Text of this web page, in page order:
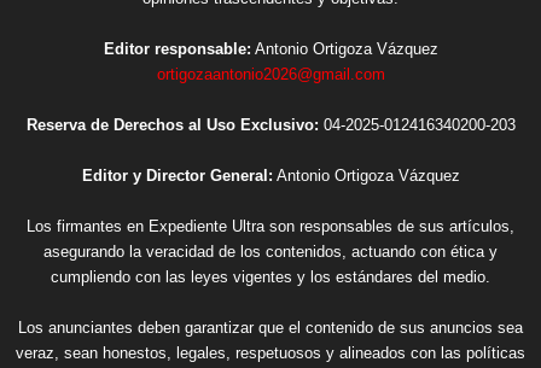
Editor responsable: Antonio Ortigoza Vázquez
ortigozaantonio2026@gmail.com
Reserva de Derechos al Uso Exclusivo: 04-2025-012416340200-203
Editor y Director General: Antonio Ortigoza Vázquez
Los firmantes en Expediente Ultra son responsables de sus artículos,
asegurando la veracidad de los contenidos, actuando con ética y
cumpliendo con las leyes vigentes y los estándares del medio.
Los anunciantes deben garantizar que el contenido de sus anuncios sea
veraz, sean honestos, legales, respetuosos y alineados con las políticas